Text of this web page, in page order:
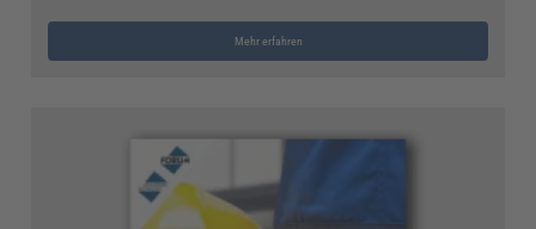
Mehr erfahren